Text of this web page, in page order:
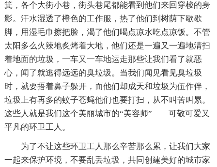
箕，各个大街小巷，街头巷尾都能看到他们来回穿梭的身
影。汗水湿透了橙色的工作服，热了他们到树荫下歇歇
脚，用湿毛巾擦把脸，渴了他们喝点凉水吃点凉饭。不管
太阳多么火辣地炙烤着大地，他们还是一遍又一遍地清扫
着地面的垃圾，一车又一车地运走那些让我们看了就恶
心，闻了就逃得远远的臭垃圾。当我们闻见看见臭垃圾
时，就要捂着鼻子躲开，而他们却成天和垃圾为伍作伴，
垃圾上有再多的蚊子苍蝇他们也要打扫，从不叫苦叫累。
这些人就是我们这个美丽城市的“美容师”——可敬可爱又
平凡的环卫工人。
为了不让这些环卫工人那么辛苦那么累，让我们大家
一起来保护环境，不要乱丢垃圾，共同创建美好的城市家